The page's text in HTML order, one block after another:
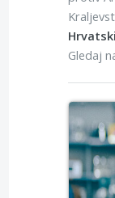
Gledaj